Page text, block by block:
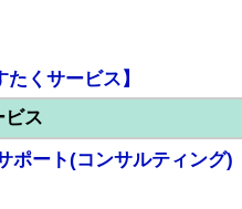
くサービス】
ビス
ポート(コンサルティング)